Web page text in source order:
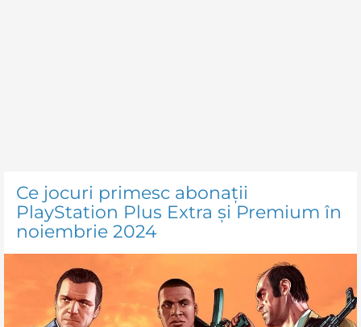
Ce jocuri primesc abonații
PlayStation Plus Extra și Premium în
noiembrie 2024